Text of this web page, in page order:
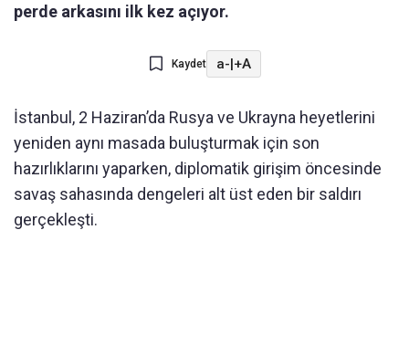
perde arkasını ilk kez açıyor.
Kaydet a-|+A
İstanbul, 2 Haziran’da Rusya ve Ukrayna heyetlerini
yeniden aynı masada buluşturmak için son
hazırlıklarını yaparken, diplomatik girişim öncesinde
savaş sahasında dengeleri alt üst eden bir saldırı
gerçekleşti.